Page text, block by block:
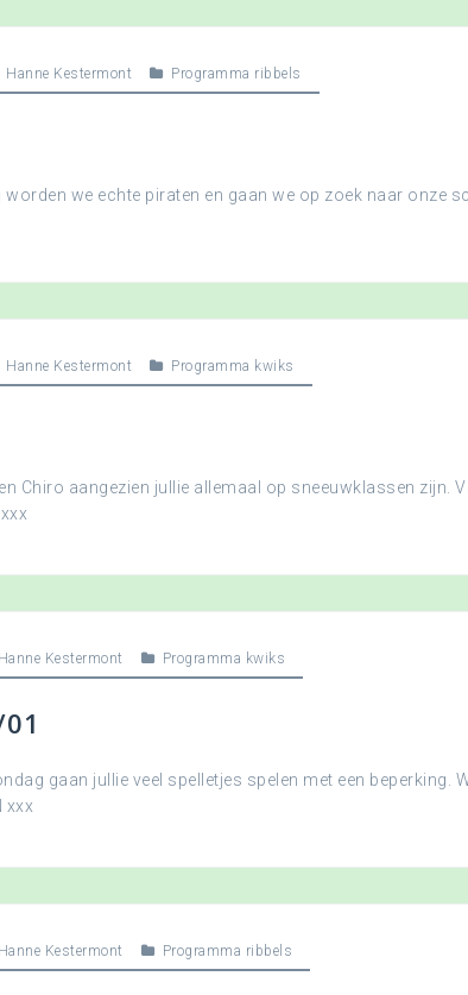
Hanne Kestermont Programma ribbels
worden we echte piraten en gaan we op zoek naar onze
Hanne Kestermont Programma kwiks
Chiro aangezien jullie allemaal op sneeuwklassen zijn.
Hanne Kestermont Programma kwiks
gaan jullie veel spelletjes spelen met een beperking.
xxx
Hanne Kestermont Programma ribbels